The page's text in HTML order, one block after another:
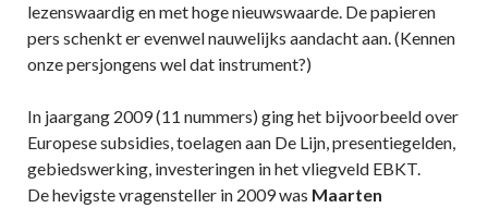
lezenswaardig en met hoge nieuwswaarde. De papieren
pers schenkt er evenwel nauwelijks aandacht aan. (Kennen
onze persjongens wel dat instrument?)
In jaargang 2009 (11 nummers) ging het bijvoorbeeld over
Europese subsidies, toelagen aan De Lijn, presentiegelden,
gebiedswerking, investeringen in het vliegveld EBKT.
De hevigste vragensteller in 2009 was Maarten